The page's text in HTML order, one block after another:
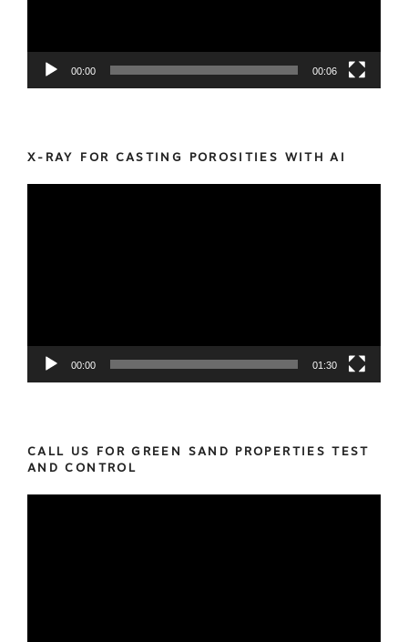
00:00 00:06
X-RAY FOR CASTING POROSITIES WITH AI
00:00 01:30
CALL US FOR GREEN SAND PROPERTIES TEST
AND CONTROL